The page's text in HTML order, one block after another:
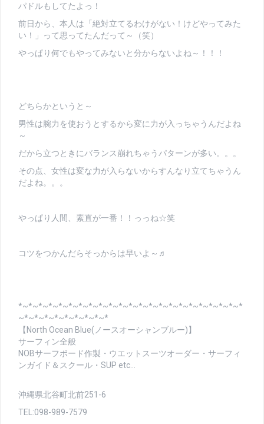
パドルもしてたよっ！
前日から、本人は「絶対立てるわけがない！けどやってみた
い！」って思ってたんだって～（笑）
やっぱり何でもやってみないと分からないよね～！！！
どちらかというと～
男性は腕力を使おうとするから変に力が入っちゃうんだよね
～
だから立つときにバランス崩れちゃうパターンが多い。。。
その点、女性は変な力が入らないからすんなり立てちゃうん
だよね。。。
やっぱり人間、素直が一番！！っっね☆笑
コツをつかんだらそっからは早いよ～♬
*~*~*~*~*~*~*~*~*~*~*~*~*~*~*~*~*~*~*~*~*~*~*
~*~*~*~*~*~*~*~*~*
【North Ocean Blue(ノースオーシャンブルー)】
サーフィン全般
NOBサーフボード作製・ウエットスーツオーダー・サーフィ
ンガイド＆スクール・SUP etc…
沖縄県北谷町北前251-6
TEL:098-989-7579